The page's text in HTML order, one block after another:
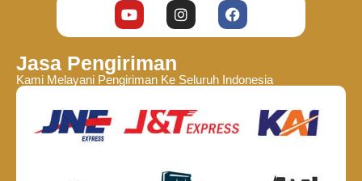
Jasa Pengiriman
Kami Melayani Pengiriman Ke Seluruh Indonesia